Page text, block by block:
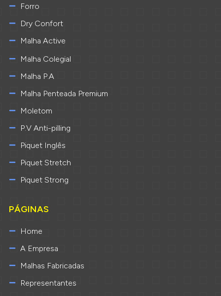
Forro
Dry Confort
Malha Active
Malha Colegial
Malha P.A
Malha Penteada Premium
Moletom
P.V Anti-pilling
Piquet Inglês
Piquet Stretch
Piquet Strong
PÁGINAS
Home
A Empresa
Malhas Fabricadas
Representantes